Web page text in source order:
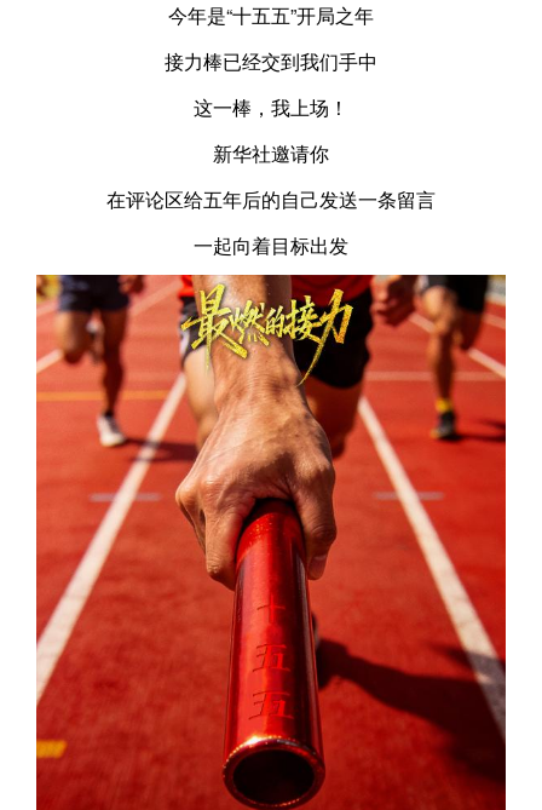
今年是“十五五”开局之年
接力棒已经交到我们手中
这一棒，我上场！
新华社邀请你
在评论区给五年后的自己发送一条留言
一起向着目标出发